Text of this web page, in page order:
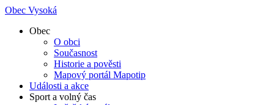
Obec Vysoká
Obec
O obci
Současnost
Historie a pověsti
Mapový portál Mapotip
Události a akce
Sport a volný čas